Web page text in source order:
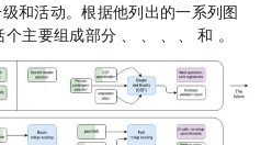
和活动。根据他列出的一系列图
主要组成部分：The 、The Surge、The Scourge、The 、The Purge 和 The Splurge 。